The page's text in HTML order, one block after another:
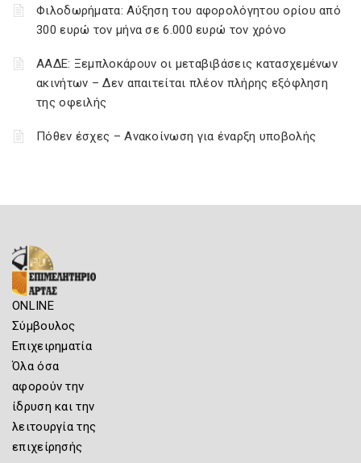
Φιλοδωρήματα: Αύξηση του αφορολόγητου ορίου από
300 ευρώ τον μήνα σε 6.000 ευρώ τον χρόνο
ΑΑΔΕ: Ξεμπλοκάρουν οι μεταβιβάσεις κατασχεμένων
ακινήτων – Δεν απαιτείται πλέον πλήρης εξόφληση
της οφειλής
Πόθεν έσχες – Ανακοίνωση για έναρξη υποβολής
ONLINE
Σύμβουλος
Επιχειρηματία
Όλα όσα
αφορούν την
ίδρυση και την
λειτουργία της
επιχείρησής